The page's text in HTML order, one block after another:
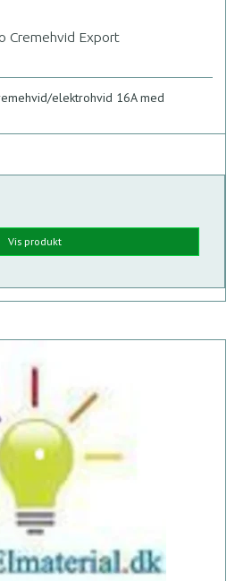
Cremehvid Export
elektrohvid 16A med
Vis produkt